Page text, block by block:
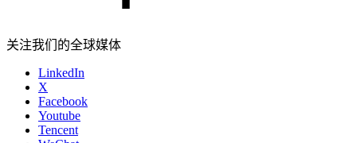
关注我们的全球媒体
LinkedIn
X
Facebook
Youtube
Tencent